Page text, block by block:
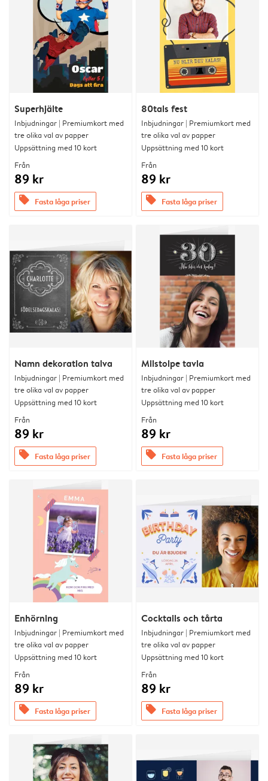
Superhjälte
Inbjudningar | Premiumkort med
tre olika val av papper
Uppsättning med 10 kort
Från
89 kr
offers Fasta låga priser
80tals fest
Inbjudningar | Premiumkort med
tre olika val av papper
Uppsättning med 10 kort
Från
89 kr
offers Fasta låga priser
Namn dekoration talva
Inbjudningar | Premiumkort med
tre olika val av papper
Uppsättning med 10 kort
Från
89 kr
offers Fasta låga priser
Milstolpe tavla
Inbjudningar | Premiumkort med
tre olika val av papper
Uppsättning med 10 kort
Från
89 kr
offers Fasta låga priser
Enhörning
Inbjudningar | Premiumkort med
tre olika val av papper
Uppsättning med 10 kort
Från
89 kr
offers Fasta låga priser
Cocktails och tårta
Inbjudningar | Premiumkort med
tre olika val av papper
Uppsättning med 10 kort
Från
89 kr
offers Fasta låga priser